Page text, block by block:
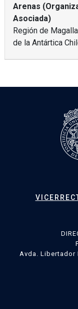
Arenas
Asociada)
Región de
de la Antártica
Avda. Libertador